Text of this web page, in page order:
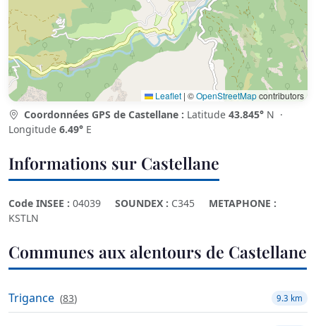
Leaflet | ©OpenStreetMapcontributors
Coordonnées GPS de Castellane : Latitude 43.845° N ·
Longitude 6.49° E
Informations sur Castellane
Code INSEE : 04039 SOUNDEX : C345
METAPHONE :
KSTLN
Communes aux alentours de Castellane
Trigance (83) 9.3 km